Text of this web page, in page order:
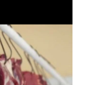
available